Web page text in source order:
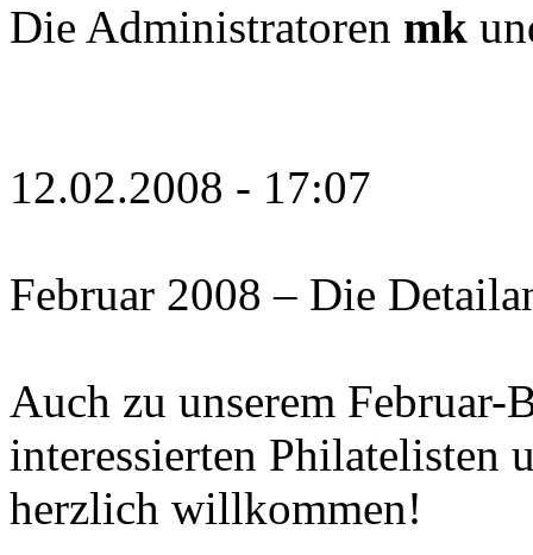
Die Administratoren mk
12.02.2008 - 17:07
Februar 2008 – Die
Auch zu unserem
interessierten Philatelisten
herzlich willkommen!